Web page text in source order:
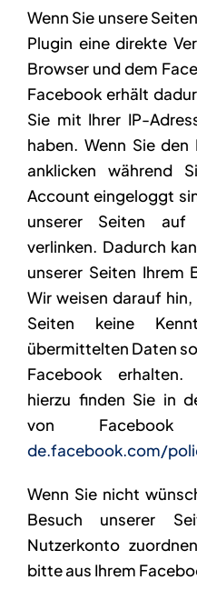
Wenn Sie unsere
Plugin eine direkte
Browser und dem
Facebook erhält
Sie mit Ihrer IP-
haben. Wenn Sie
anklicken während
Account eingeloggt
unserer Seiten auf
verlinken. Dadurch
unserer Seiten Ihrem
Wir weisen darauf
Seiten keine
übermittelten Daten
Facebook erhalten.
hierzu finden Sie in
von
de.facebook.com/
Wenn Sie nicht
Besuch unserer
Nutzerkonto
bitte aus Ihrem